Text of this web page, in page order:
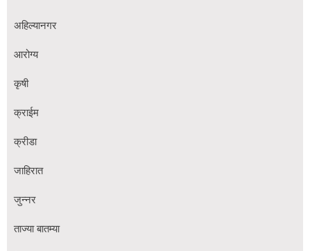
अहिल्यानगर
आरोग्य
कृषी
क्राईम
क्रीडा
जाहिरात
जुन्नर
ताज्या बातम्या